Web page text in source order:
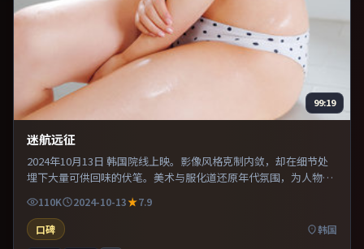
99:19
迷航远征
2024年10月13日 韩国院线上映。影像风格克制内敛，却在细节处
埋下大量可供回味的伏笔。美术与服化道还原年代氛围，为人物动
机提供可信支撑。适合喜欢现实主义题材的观众，情绪后劲较足。
110K 2024-10-13
7.9
口碑
韩国